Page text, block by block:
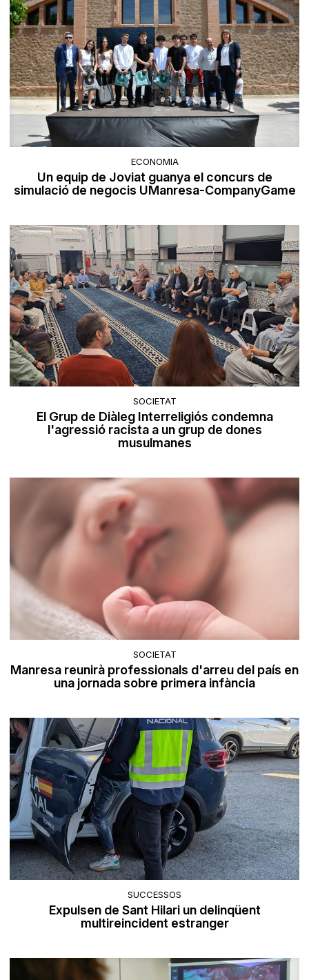
ECONOMIA
Un equip de Joviat guanya el concurs de
simulació de negocis UManresa-CompanyGame
SOCIETAT
El Grup de Diàleg Interreligiós condemna
l'agressió racista a un grup de dones
musulmanes
SOCIETAT
Manresa reunirà professionals d'arreu del país en
una jornada sobre primera infància
SUCCESSOS
Expulsen de Sant Hilari un delinqüent
multireincident estranger